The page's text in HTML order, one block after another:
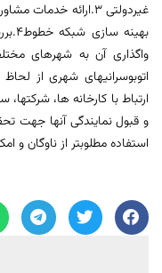
غیردولتی ۳.ارائه
واگذاری آن به شهرهای
ارتباط با کارخانه ها،
استفاده مطلوبتر از ناوگان و